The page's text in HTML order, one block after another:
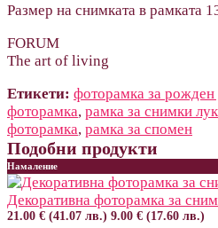
Размер на снимката в рамката
FORUM
The art of living
Етикети: фоторамка за рожден
фоторамка, рамка за снимки
фоторамка, рамка за спомен
Подобни продукти
Намаление
Декоративна фоторамка за
21.00 € (41.07 лв.) 9.00 € (17.60 лв.)